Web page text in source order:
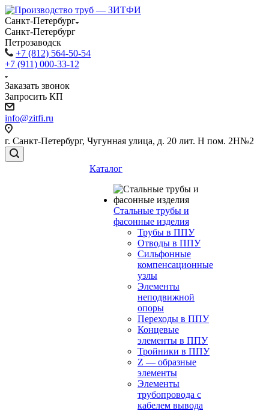
Санкт-Петербург
Санкт-Петербург
Петрозаводск
+7 (812) 564-50-54
+7 (911) 000-33-12
Заказать звонок
Запросить КП
info@zitfi.ru
г. Санкт-Петербург, Чугунная улица, д. 20 лит. Н пом. 2Н№2
Каталог
Стальные трубы и
фасонные изделия
Трубы в ППУ
Отводы в ППУ
Сильфонные
компенсационные
узлы
Элементы
неподвижной
опоры
Переходы в ППУ
Концевые
элементы в ППУ
Тройники в ППУ
Z — образные
элементы
Элементы
трубопровода с
кабелем вывода